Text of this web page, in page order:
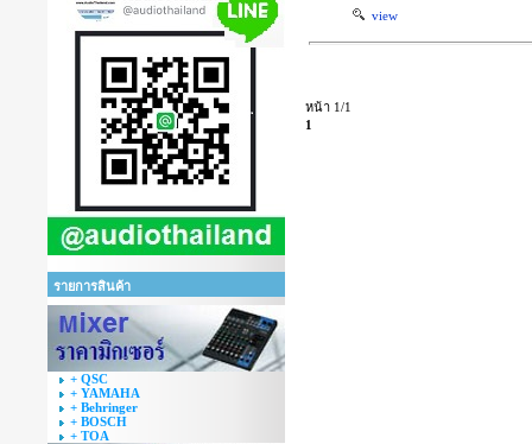
รายการสินค้า
+ QSC
+ YAMAHA
+ Behringer
+ BOSCH
+ TOA
view
หน้า 1/1
1